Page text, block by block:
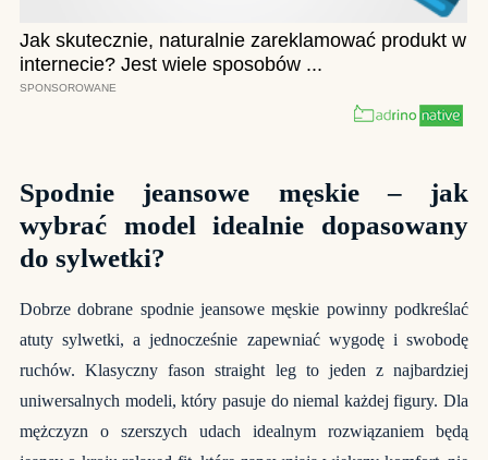
Spodnie jeansowe męskie – jak
wybrać model idealnie dopasowany
do sylwetki?
Dobrze dobrane spodnie jeansowe męskie powinny podkreślać
atuty sylwetki, a jednocześnie zapewniać wygodę i swobodę
ruchów. Klasyczny fason straight leg to jeden z najbardziej
uniwersalnych modeli, który pasuje do niemal każdej figury. Dla
mężczyzn o szerszych udach idealnym rozwiązaniem będą